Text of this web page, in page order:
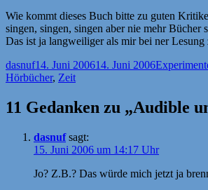
Wie kommt dieses Buch bitte zu guten
singen, singen, singen aber nie mehr Bücher
Das ist ja langweiliger als mir bei ner Lesung
Autor
dasnufVeröffentlicht
am
14. Juni 200614. Juni 2006Kategorien
Hörbücher, Zeit
11 Gedanken zu „Audible
dasnuf sagt:
15. Juni 2006 um 14:17 Uhr
Jo? Z.B.? Das würde mich jetzt ja